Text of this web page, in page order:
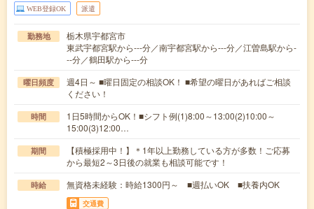
WEB登録OK 派遣
勤務地
栃木県宇都宮市
東武宇都宮駅から---分／南宇都宮駅から---分／江曽島駅から-
--分／鶴田駅から---分
曜日頻度
週4日～ ■曜日固定の相談OK！ ■希望の曜日があればご相談
ください！
時間
1日5時間からOK！■シフト例(1)8:00～13:00(2)10:00～
15:00(3)12:00…
期間
【積極採用中！】＊1年以上勤務している方が多数！ご応募
から最短2～3日後の就業も相談可能です！
時給 無資格未経験：時給1300円～ ■週払いOK ■扶養内OK
交通費